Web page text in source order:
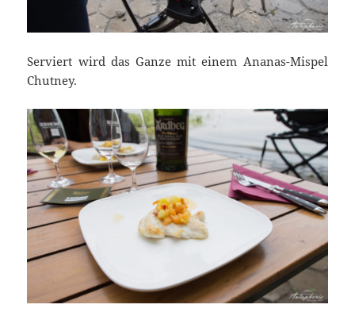
Serviert wird das Ganze mit einem Ananas-Mispel
Chutney.